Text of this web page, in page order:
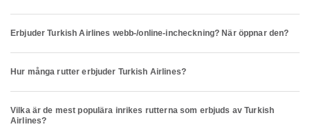
Erbjuder Turkish Airlines webb-/online-incheckning? När öppnar den?
Hur många rutter erbjuder Turkish Airlines?
Vilka är de mest populära inrikes rutterna som erbjuds av Turkish
Airlines?